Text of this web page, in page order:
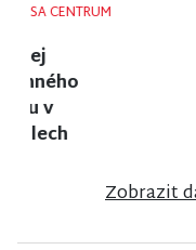
NISA CENTRUM
Prodej bytu
2+1 v Jilemnici
Zobrazit